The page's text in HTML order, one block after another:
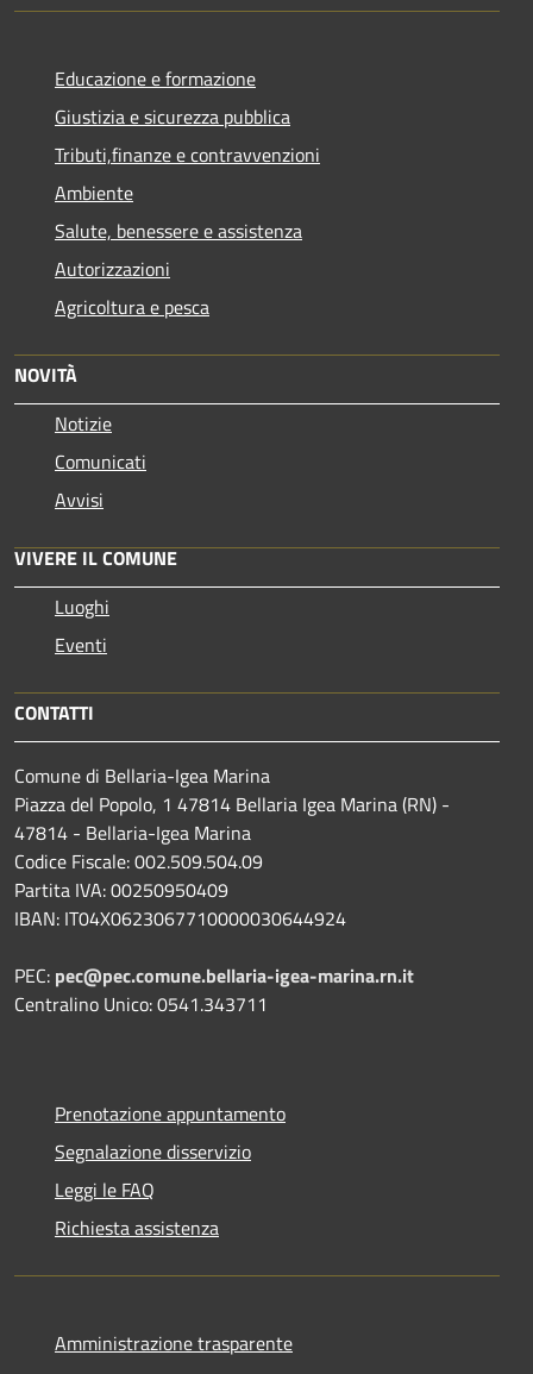
Educazione e formazione
Giustizia e sicurezza pubblica
Tributi,finanze e contravvenzioni
Ambiente
Salute, benessere e assistenza
Autorizzazioni
Agricoltura e pesca
NOVITÀ
Notizie
Comunicati
Avvisi
VIVERE IL COMUNE
Luoghi
Eventi
CONTATTI
Comune di Bellaria-Igea Marina
Piazza del Popolo, 1 47814 Bellaria Igea Marina (RN) -
47814 - Bellaria-Igea Marina
Codice Fiscale: 002.509.504.09
Partita IVA: 00250950409
IBAN: IT04X0623067710000030644924
PEC: pec@pec.comune.bellaria-igea-marina.rn.it
Centralino Unico: 0541.343711
Prenotazione appuntamento
Segnalazione disservizio
Leggi le FAQ
Richiesta assistenza
Amministrazione trasparente